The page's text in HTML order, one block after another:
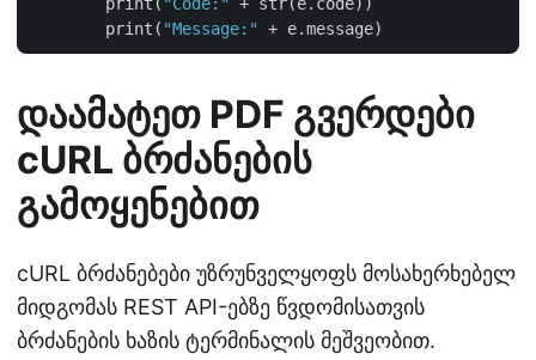
        print(
"Code:"
+ str(e.code))
        print(
"Message:"
დაამატეთ PDF გვერდები
cURL ბრძანების
გამოყენებით
cURL ბრძანებები უზრუნველყოფს მოსახერხებელ
მიდგომას REST API-ებზე წვდომისათვის
ბრძანების ხაზის ტერმინალის მეშვეობით.